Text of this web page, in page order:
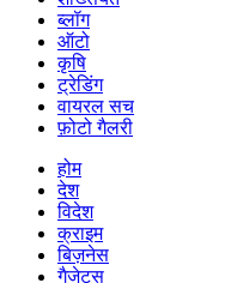
ब्लॉग
ऑटो
कृषि
ट्रेडिंग
वायरल सच
फ़ोटो गैलरी
होम
देश
विदेश
क्राइम
बिज़नेस
गैजेट्स